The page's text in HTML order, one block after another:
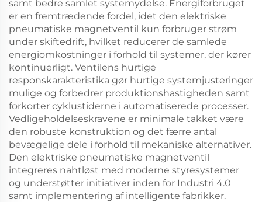
samt bedre samlet systemydelse. Energiforbruget
er en fremtrædende fordel, idet den elektriske
pneumatiske magnetventil kun forbruger strøm
under skiftedrift, hvilket reducerer de samlede
energiomkostninger i forhold til systemer, der kører
kontinuerligt. Ventilens hurtige
responskarakteristika gør hurtige systemjusteringer
mulige og forbedrer produktionshastigheden samt
forkorter cyklustiderne i automatiserede processer.
Vedligeholdelseskravene er minimale takket være
den robuste konstruktion og det færre antal
bevægelige dele i forhold til mekaniske alternativer.
Den elektriske pneumatiske magnetventil
integreres nahtløst med moderne styresystemer
og understøtter initiativer inden for Industri 4.0
samt implementering af intelligente fabrikker.